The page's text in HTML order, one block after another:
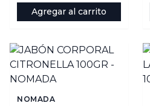
Agregar al carrito
NOMADA